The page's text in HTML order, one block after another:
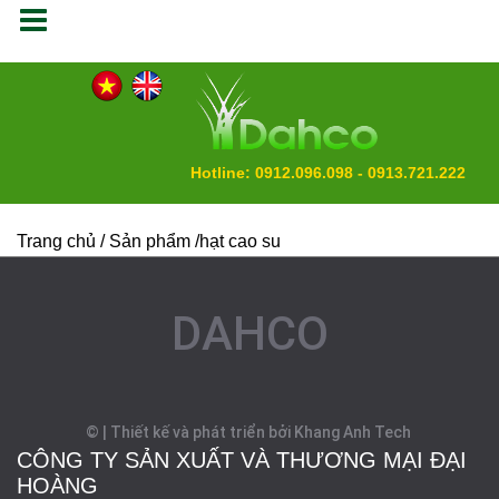
Hotline: 0912.096.098 - 0913.721.222
Trang chủ / Sản phẩm /hạt cao su
DAHCO
© Thiết kế và phát triển bởi Khang Anh Tech
CÔNG TY SẢN XUẤT VÀ THƯƠNG MẠI ĐẠI
HOÀNG